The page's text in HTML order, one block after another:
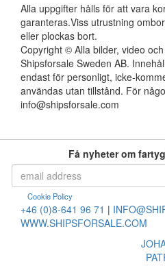
Alla uppgifter hålls för att vara
garanteras.Viss utrustning
eller plockas bort.
Copyright © Alla bilder, video
Shipsforsale Sweden AB.
endast för personligt, icke-
användas utan tillstånd. För
info@shipsforsale.com
Få nyheter om
Cookie Policy
+46 (0)8-641 96 71 |
WWW.SHIPSFORSALE.COM